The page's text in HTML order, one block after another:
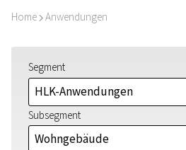
Home I Anwendungen
Segment
HLK-Anwendungen
Subsegment
Wohngebäude